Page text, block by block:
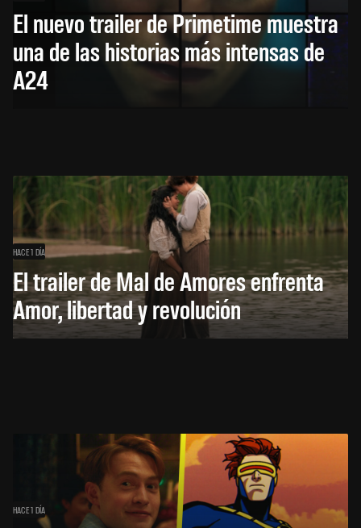
El nuevo trailer de Primetime muestra
una de las historias más intensas de
A24
HACE 1 DÍA
El trailer de Mal de Amores enfrenta
Amor, libertad y revolución
HACE 1 DÍA